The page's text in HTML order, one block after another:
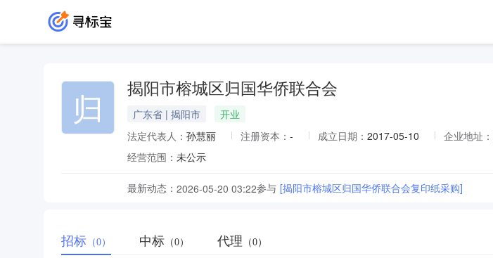
归 揭阳市榕城区归国华侨联合会
广东省 | 揭阳市
开业
法定代表人： 孙慧丽 注册资本： - 成立日期： 2017-05-10 企业地址：
经营范围： 未公示
最新动态： 2026-05-20 03:22参与 [揭阳市榕城区归国华侨联合会复印纸采购]
招标 （0） 中标 （0） 代理 （0）